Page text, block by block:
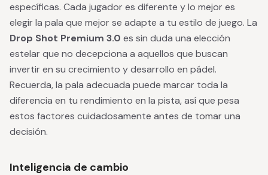
específicas. Cada jugador es diferente y lo mejor es
elegir la pala que mejor se adapte a tu estilo de juego. La
Drop Shot Premium 3.0 es sin duda una elección
estelar que no decepciona a aquellos que buscan
invertir en su crecimiento y desarrollo en pádel.
Recuerda, la pala adecuada puede marcar toda la
diferencia en tu rendimiento en la pista, así que pesa
estos factores cuidadosamente antes de tomar una
decisión.
Inteligencia de cambio